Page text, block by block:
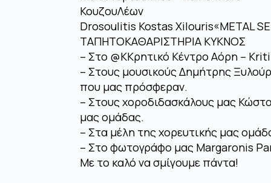
ΚουζουΛέων
Drosoulitis Kostas Xilouris«METAL
ΤΑΠΗΤΟΚΑΘΑΡΙΣΤΗΡΙΑ ΚΥΚΝΟΣ
– Στο @ΚΚρητικό Κέντρο Αόρη –
– Στους μουσικούς Δημήτρης
που μας πρόσφεραν.
– Στους χοροδιδασκάλους μας
μας ομάδας.
– Στα μέλη της χορευτικής μας
– Στο φωτογράφο μας Margaronis
Με το καλό να σμίγουμε πάντα!